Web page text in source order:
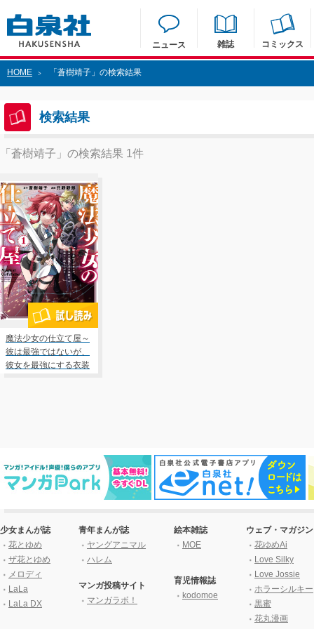
ニュース 雑誌 コミックス
HOME > 「蒼樹靖子」の検索結果
検索結果
「蒼樹靖子」の検索結果 1件
魔法少女の仕立て屋～
彼は最強ではないが、
彼女を最強にする衣装
少女まんが誌
花とゆめ
ザ花とゆめ
メロディ
LaLa
LaLa DX
青年まんが誌
ヤングアニマル
ハレム
マンガ投稿サイト
マンガラボ！
絵本雑誌
MOE
育児情報誌
kodomoe
ウェブ・マガジン
花ゆめAi
Love Silky
Love Jossie
ホラーシルキー
黒蜜
花丸漫画